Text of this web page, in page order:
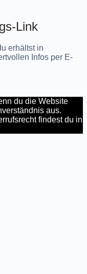
Link
erhältst in
Infos per E-
du die Website
aus.
findest du in